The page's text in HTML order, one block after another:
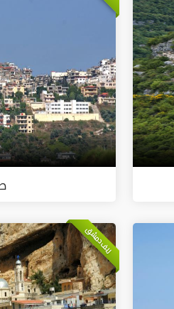
ريف دمشق